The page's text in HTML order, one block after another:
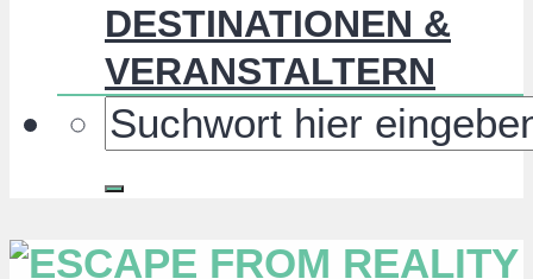
DESTINATIONEN &
VERANSTALTERN